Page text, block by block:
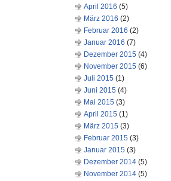
April 2016 (5)
März 2016 (2)
Februar 2016 (2)
Januar 2016 (7)
Dezember 2015 (4)
November 2015 (6)
Juli 2015 (1)
Juni 2015 (4)
Mai 2015 (3)
April 2015 (1)
März 2015 (3)
Februar 2015 (3)
Januar 2015 (3)
Dezember 2014 (5)
November 2014 (5)